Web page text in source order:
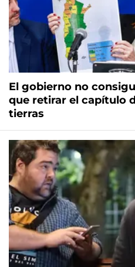
El gobierno no
que retirar el capítulo
tierras